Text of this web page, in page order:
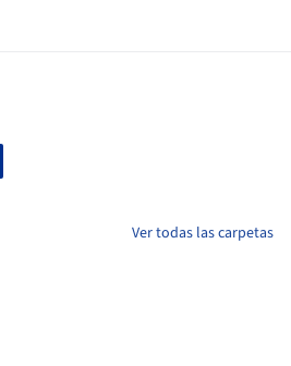
Ver todas las carpetas